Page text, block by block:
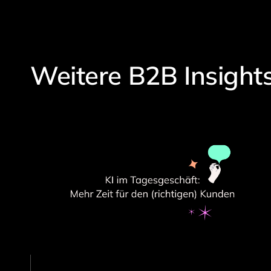
Weitere B2B